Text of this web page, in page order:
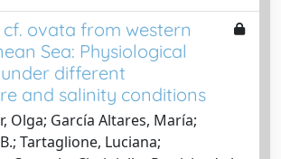
cf. ovata from western
Sea: Physiological
different
and salinity conditions
Olga; García Altares, María;
Tartaglione, Luciana;